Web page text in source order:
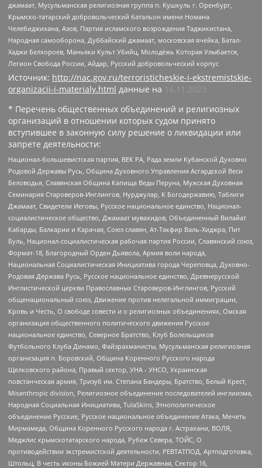
джамаат, Мусульманская религиозная группа п. Кушкуль г. Оренбург,
Крымско-татарский добровольческий батальон имени Номана
Челебиджихана, Азов, Партия исламского возрождения Таджикистана,
Народная самооборона, Дуббайский джамаат, московская ячейка, Батал-
Хаджи Белхороев, Маньяки Культ Убийц, Молодёжь Которая Улыбается,
Легион Свобода России, Айдар, Русский добровольческий корпус
Источник: http://nac.gov.ru/terroristicheskie-i-ekstremistskie-
organizacii-i-materialy.html данные на
16.11.2023
* Перечень общественных объединений и религиозных
организаций в отношении которых судом принято
вступившее в законную силу решение о ликвидации или
запрете деятельности:
Национал-большевистская партия, ВЕК РА, Рада земли Кубанской Духовно
Родовой Державы Русь, Община Духовного Управления Асгардской Веси
Беловодья, Славянская Община Капища Веды Перуна, Мужская Духовная
Семинария Староверов-Инглингов, Нурджулар, К Богодержавию, Таблиги
Джамаат, Свидетели Иеговы, Русское национальное единство, Национал-
социалистическое общество, Джамаат мувахидов, Объединенный Вилайат
Кабарды, Балкарии и Карачая, Союз славян, Ат-Такфир Валь-Хиджра, Пит
Буль, Национал-социалистическая рабочая партия России, Славянский союз,
Формат-18, Благородный Орден Дьявола, Армия воли народа,
Национальная Социалистическая Инициатива города Череповца, Духовно-
Родовая Держава Русь, Русское национальное единство, Древнерусской
Инглистической церкви Православных Староверов-Инглингов, Русский
общенациональный союз, Движение против нелегальной иммиграции,
Кровь и Честь, О свободе совести и о религиозных объединениях, Омская
организация общественного политического движения Русское
национальное единство, Северное Братство, Клуб Болельщиков
Футбольного Клуба Динамо, Файзрахманисты, Мусульманская религиозная
организация п. Боровский, Община Коренного Русского народа
Щелковского района, Правый сектор, УНА - УНСО, Украинская
повстанческая армия, Тризуб им. Степана Бандеры, Братство, Белый Крест,
Misanthropic division, Религиозное объединение последователей инглиизма,
Народная Социальная Инициатива, TulaSkins, Этнополитическое
объединение Русские, Русское национальное объединение Атака, Мечеть
Мирмамеда, Община Коренного Русского народа г. Астрахани, ВОЛЯ,
Меджлис крымскотатарского народа, Рубеж Севера, ТОЙС, О
противодействии экстремистской деятельности, РЕВТАТПОД, Артподготовка,
Штольц, В честь иконы Божией Матери Державная, Сектор 16,